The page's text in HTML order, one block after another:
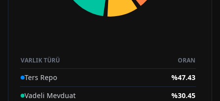
VARLIK TÜRÜ ORAN
Ters Repo %47.43
Vadeli Mevduat
%30.45